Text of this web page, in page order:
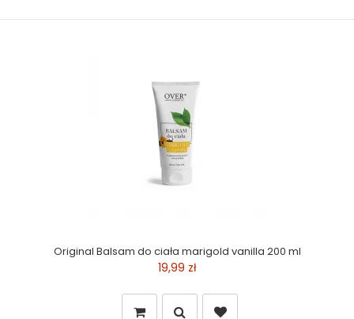
Original Balsam do ciała marigold vanilla 200 ml
19,99 zł